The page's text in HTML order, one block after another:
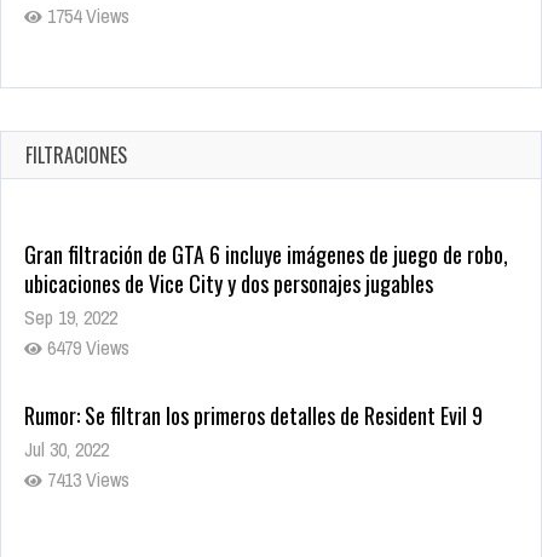
1754 Views
5 Películas de Terror Basadas en la Vida Real que te Helarán
Oct 22, 2025
1335 Views
FILTRACIONES
Gran filtración de GTA 6 incluye imágenes de juego de robo,
ubicaciones de Vice City y dos personajes jugables
Sep 19, 2022
6479 Views
Rumor: Se filtran los primeros detalles de Resident Evil 9
Jul 30, 2022
7413 Views